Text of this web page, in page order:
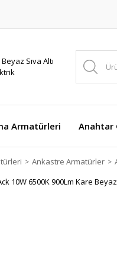
Armatürleri Anahtar
Ankastre Armatürler